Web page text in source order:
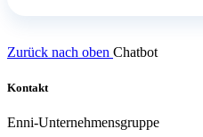
Zurück nach oben Chatbot
Kontakt
Enni-Unternehmensgruppe